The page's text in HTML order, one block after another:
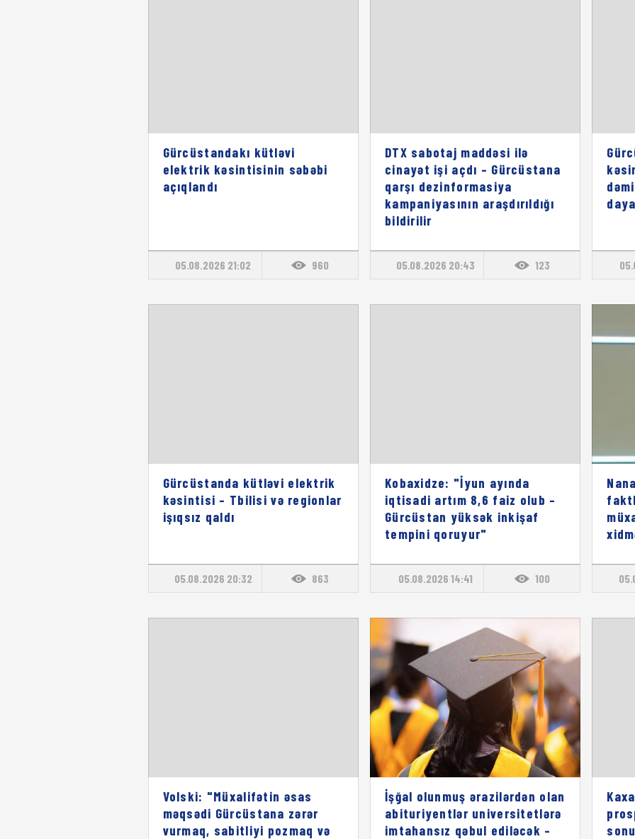
Gürcüstandakı kütləvi
elektrik kəsintisinin səbəbi
açıqlandı
05.08.2026 21:02 960
DTX sabotaj maddəsi ilə
cinayət işi açdı – Gürcüstana
qarşı dezinformasiya
kampaniyasının araşdırıldığı
bildirilir
05.08.2026 20:43 123
Gürcüstanda kütləvi elektrik
kəsintisi – Tbilisi və regionlar
işıqsız qaldı
05.08.2026 20:32 863
Kobaxidze: "İyun ayında
iqtisadi artım 8,6 faiz olub –
Gürcüstan yüksək inkişaf
tempini qoruyur"
05.08.2026 14:41 100
Volski: "Müxalifətin əsas
məqsədi Gürcüstana zərər
vurmaq, sabitliyi pozmaq və
İşğal olunmuş ərazilərdən olan
abituriyentlər universitetlərə
imtahansız qəbul ediləcək –